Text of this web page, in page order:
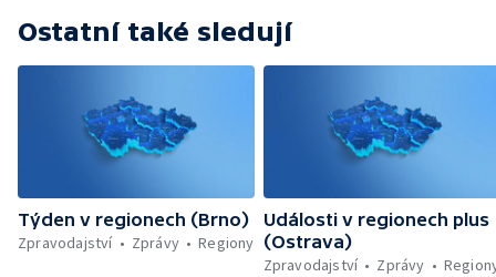
Ostatní také sledují
Týden v regionech (Brno)
Zpravodajství
Zprávy Regiony
Události v regionech plus
(Ostrava)
Zpravodajství
Zprávy